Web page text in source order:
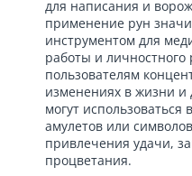
для написания и
применение рун
инструментом для
работы и личностного
пользователям
изменениях в жизни и
могут использоваться
амулетов или
привлечения удачи,
процветания.